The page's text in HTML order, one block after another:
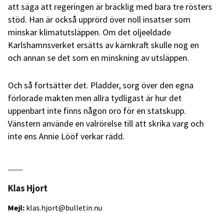
att säga att regeringen är bräcklig med bara tre rösters
stöd. Han är också upprörd över noll insatser som
minskar klimatutsläppen. Om det oljeeldade
Karlshamnsverket ersätts av kärnkraft skulle nog en
och annan se det som en minskning av utsläppen.
Och så fortsätter det. Pladder, sorg över den egna
förlorade makten men allra tydligast är hur det
uppenbart inte finns någon oro för en statskupp.
Vänstern använde en valrörelse till att skrika varg och
inte ens Annie Lööf verkar rädd.
Klas Hjort
Mejl: klas.hjort@bulletin.nu